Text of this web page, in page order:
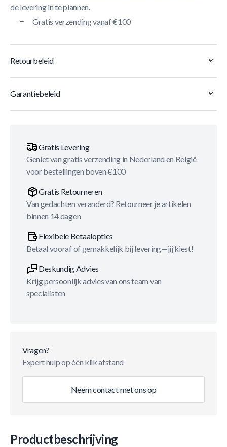
de levering in te plannen.
Gratis verzending vanaf €100
Retourbeleid
Garantiebeleid
Gratis Levering
Geniet van gratis verzending in Nederland en België
voor bestellingen boven €100
Gratis Retourneren
Van gedachten veranderd? Retourneer je artikelen
binnen 14 dagen
Flexibele Betaalopties
Betaal vooraf of gemakkelijk bij levering—jij kiest!
Deskundig Advies
Krijg persoonlijk advies van ons team van
specialisten
Vragen?
Expert hulp op één klik afstand
Neem contact met ons op
Productbeschrijving